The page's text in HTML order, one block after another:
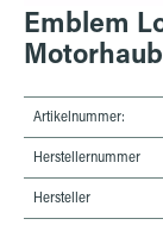
Emblem
Artikelnummer:
Herstellernummer
Hersteller